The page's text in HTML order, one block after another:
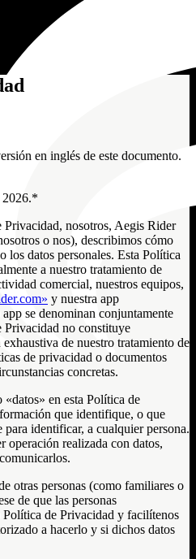
en inglés de este documento.
2026.*
Privacidad, nosotros, Aegis Rider
o nos), describimos cómo
los datos personales. Esta Política
a nuestro tratamiento de
comercial, nuestros equipos,
y nuestra app
se denominan conjuntamente
Privacidad no constituye
de nuestro tratamiento de
de privacidad o documentos
concretas.
en esta Política de
que identifique, o que
identificar, a cualquier persona.
operación realizada con datos,
otras personas (como familiares o
de que las personas
Política de Privacidad y facilítenos
a hacerlo y si dichos datos